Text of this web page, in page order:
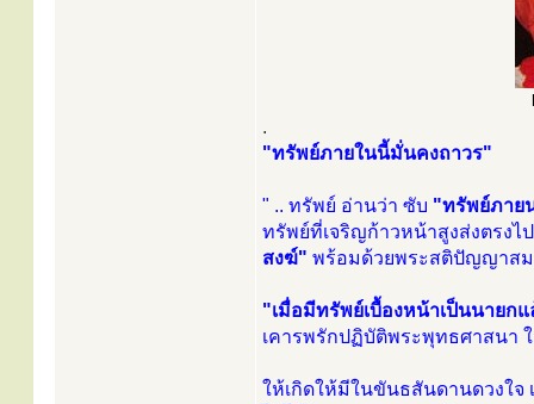
.
"ทรัพย์ภายในนี้มั่นคงถาวร"
" .. ทรัพย์ อ่านว่า ซับ "ทรัพย์ภาย
ทรัพย์ที่เจริญก้าวหน้าสูงส่งตรง
สงฆ์" พร้อมด้วยพระสติปัญญาสม
"เมื่อมีทรัพย์เบื้องหน้าเป็นนายก
เคารพรักปฏิบัติพระพุทธศาสนา
ให้เกิดให้มีในขันธสันดานดวงใจ